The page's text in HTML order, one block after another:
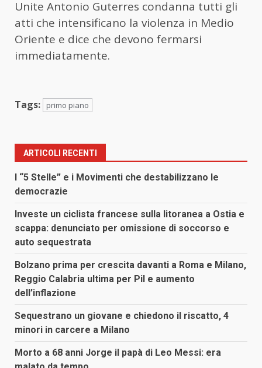
Unite Antonio Guterres condanna tutti gli
atti che intensificano la violenza in Medio
Oriente e dice che devono fermarsi
immediatamente.
Tags: primo piano
ARTICOLI RECENTI
I “5 Stelle” e i Movimenti che destabilizzano le
democrazie
Investe un ciclista francese sulla litoranea a Ostia e
scappa: denunciato per omissione di soccorso e
auto sequestrata
Bolzano prima per crescita davanti a Roma e Milano,
Reggio Calabria ultima per Pil e aumento
dell’inflazione
Sequestrano un giovane e chiedono il riscatto, 4
minori in carcere a Milano
Morto a 68 anni Jorge il papà di Leo Messi: era